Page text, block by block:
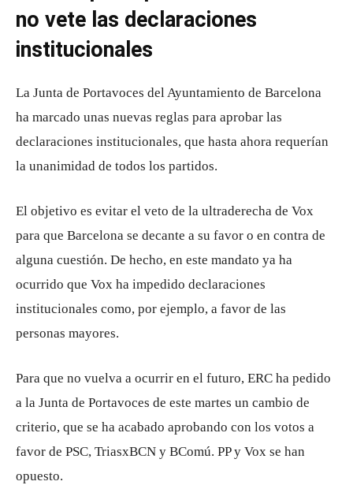
no vete las declaraciones
institucionales
La Junta de Portavoces del Ayuntamiento de Barcelona
ha marcado unas nuevas reglas para aprobar las
declaraciones institucionales, que hasta ahora requerían
la unanimidad de todos los partidos.
El objetivo es evitar el veto de la ultraderecha de Vox
para que Barcelona se decante a su favor o en contra de
alguna cuestión. De hecho, en este mandato ya ha
ocurrido que Vox ha impedido declaraciones
institucionales como, por ejemplo, a favor de las
personas mayores.
Para que no vuelva a ocurrir en el futuro, ERC ha pedido
a la Junta de Portavoces de este martes un cambio de
criterio, que se ha acabado aprobando con los votos a
favor de PSC, TriasxBCN y BComú. PP y Vox se han
opuesto.